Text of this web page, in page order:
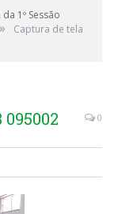
1º Sessão
»
Captura de tela
0